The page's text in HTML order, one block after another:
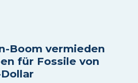
Boom vermieden
für Fossile von